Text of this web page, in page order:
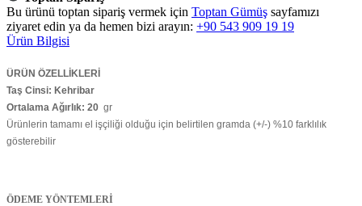
Bu ürünü toptan sipariş vermek için Toptan Gümüş sayfamızı
ziyaret edin ya da hemen bizi arayın: +90 543 909 19 19
Ürün Bilgisi
ÜRÜN ÖZELLİKLERİ
Taş Cinsi: Kehribar
Ortalama Ağırlık: 20 gr
Ürünlerin tamamı el işçiliği olduğu için belirtilen gramda (+/-) %10 farklılık
gösterebilir
ÖDEME YÖNTEMLERİ